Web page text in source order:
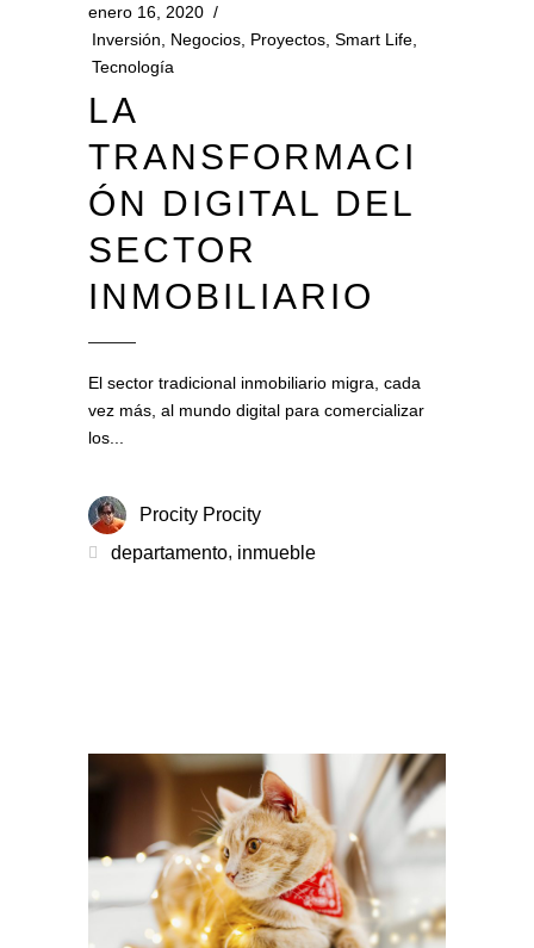
enero 16, 2020
Inversión
Negocios Proyectos Smart Life
Tecnología
LA
TRANSFORMACI
ÓN DIGITAL DEL
SECTOR
INMOBILIARIO
El sector tradicional inmobiliario migra, cada
vez más, al mundo digital para comercializar
los
Procity Procity
departamento, inmueble